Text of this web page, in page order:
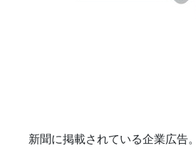
新聞に掲載されている企業広告。